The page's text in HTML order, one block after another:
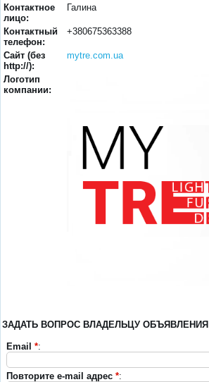
Контактное
лицо:
Галина
Контактный
телефон:
+380675363388
Сайт (без
http://):
mytre.com.ua
Логотип
компании:
ЗАДАТЬ ВОПРОС ВЛАДЕЛЬЦУ ОБЪЯВЛЕНИЯ
Email *:
Повторите e-mail адрес *: